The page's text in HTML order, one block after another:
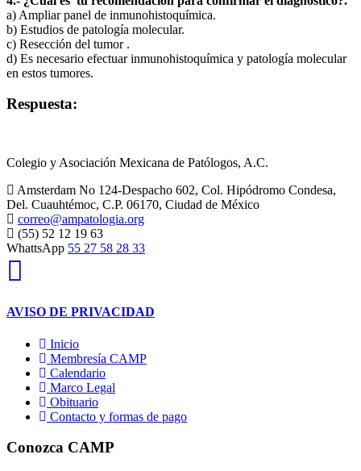
a) Ampliar panel de inmunohistoquímica.
b) Estudios de patología molecular.
c) Resección del tumor .
d) Es necesario efectuar inmunohistoquímica y patología molecular
en estos tumores.
Respuesta:
Colegio y Asociación Mexicana de Patólogos, A.C.
Amsterdam No 124-Despacho 602, Col. Hipódromo Condesa,
Del. Cuauhtémoc, C.P. 06170, Ciudad de México
correo@ampatologia.org
(55) 52 12 19 63
WhattsApp 55 27 58 28 33
AVISO DE PRIVACIDAD
Inicio
Membresía CAMP
Calendario
Marco Legal
Obituario
Contacto y formas de pago
Conozca CAMP